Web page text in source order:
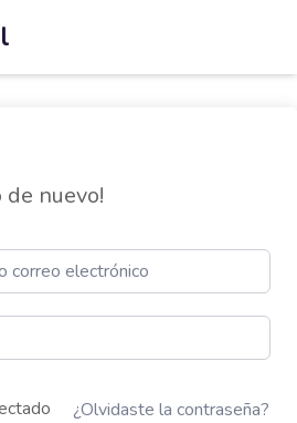
de nuevo!
¿Olvidaste la contraseña?